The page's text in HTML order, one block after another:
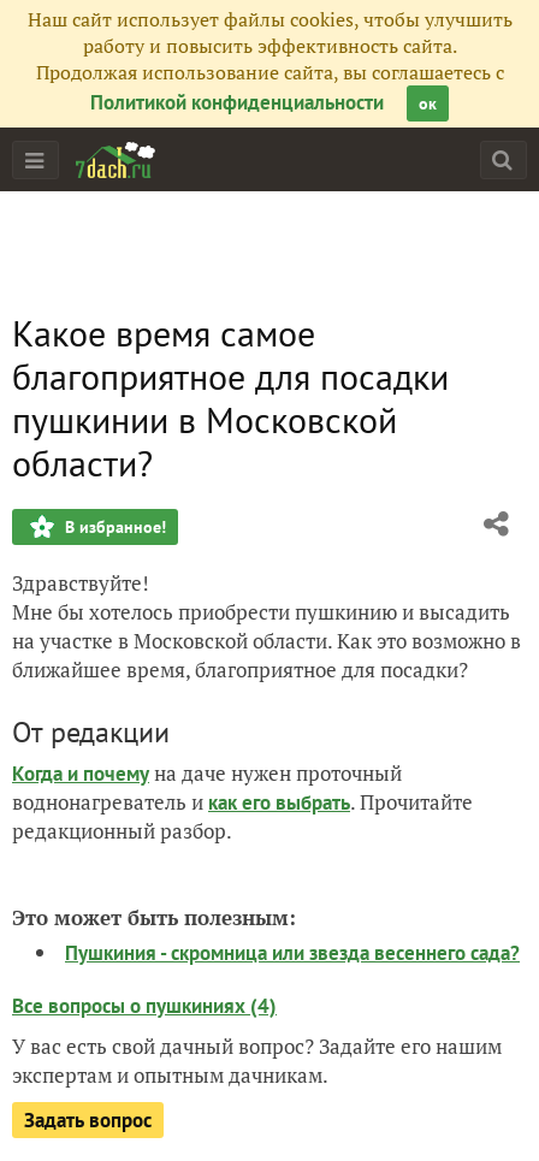
Наш сайт использует файлы cookies, чтобы улучшить
работу и повысить эффективность сайта.
Продолжая использование сайта, вы соглашаетесь с
Политикой конфиденциальности
ок
Какое время самое
благоприятное для посадки
пушкинии в Московской
области?
В избранное!
Здравствуйте!
Мне бы хотелось приобрести пушкинию и высадить
на участке в Московской области. Как это возможно в
ближайшее время, благоприятное для посадки?
От редакции
Когда и почемуна даче нужен проточный
воднонагреватель и как его выбрать. Прочитайте
редакционный разбор.
Это может быть полезным:
Пушкиния - скромница или звезда весеннего сада?
Все вопросы о пушкиниях (4)
У вас есть свой дачный вопрос? Задайте его нашим
экспертам и опытным дачникам.
Задать вопрос